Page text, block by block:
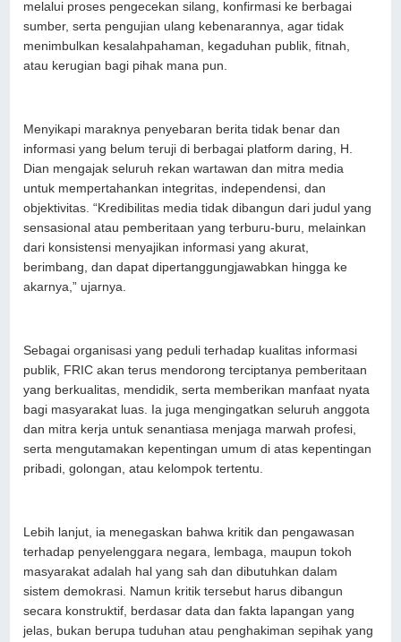
melalui proses pengecekan silang, konfirmasi ke berbagai
sumber, serta pengujian ulang kebenarannya, agar tidak
menimbulkan kesalahpahaman, kegaduhan publik, fitnah,
atau kerugian bagi pihak mana pun.
Menyikapi maraknya penyebaran berita tidak benar dan
informasi yang belum teruji di berbagai platform daring, H.
Dian mengajak seluruh rekan wartawan dan mitra media
untuk mempertahankan integritas, independensi, dan
objektivitas. “Kredibilitas media tidak dibangun dari judul yang
sensasional atau pemberitaan yang terburu-buru, melainkan
dari konsistensi menyajikan informasi yang akurat,
berimbang, dan dapat dipertanggungjawabkan hingga ke
akarnya,” ujarnya.
Sebagai organisasi yang peduli terhadap kualitas informasi
publik, FRIC akan terus mendorong terciptanya pemberitaan
yang berkualitas, mendidik, serta memberikan manfaat nyata
bagi masyarakat luas. Ia juga mengingatkan seluruh anggota
dan mitra kerja untuk senantiasa menjaga marwah profesi,
serta mengutamakan kepentingan umum di atas kepentingan
pribadi, golongan, atau kelompok tertentu.
Lebih lanjut, ia menegaskan bahwa kritik dan pengawasan
terhadap penyelenggara negara, lembaga, maupun tokoh
masyarakat adalah hal yang sah dan dibutuhkan dalam
sistem demokrasi. Namun kritik tersebut harus dibangun
secara konstruktif, berdasar data dan fakta lapangan yang
jelas, bukan berupa tuduhan atau penghakiman sepihak yang